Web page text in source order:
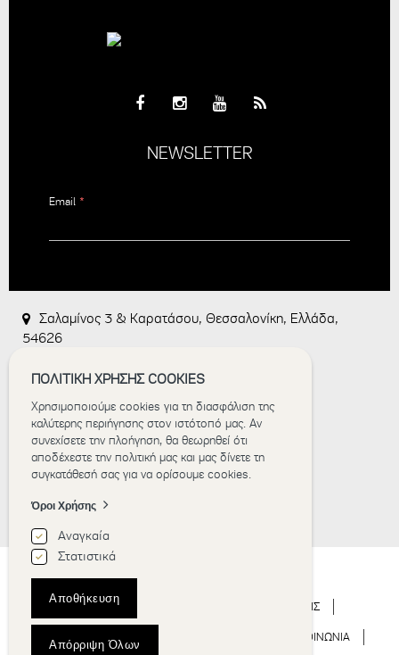
NEWSLETTER
Email *
question is
whether or
not you are
visitor and to
automated
spam
submissions.
8+2
Σαλαμίνος 3 & Καρατάσου, Θεσσαλονίκη, Ελλάδα,
54626
www.mediterranean-palace.gr
ΑΡΧΙΚΗ ΞΕΝΟΔΟΧΕΙΟ ΕΚΔΗΛΩΣΕΙΣ
ΓΑΜΟΣ ΕΜΠΕΙΡΙΑ ΕΠΙΚΟΙΝΩΝΙΑ
ΠΟΛΙΤΙΚΗ ΧΡΗΣΗΣ COOKIES
Χρησιμοποιούμε cookies για τη διασφάλιση της
καλύτερης περιήγησης στον ιστότοπό μας. Αν
συνεχίσετε την πλοήγηση, θα θεωρηθεί ότι
αποδέχεστε την πολιτική μας και μας δίνετε τη
συγκατάθεσή σας για να ορίσουμε cookies.
Όροι Χρήσης
Αναγκαία
Στατιστικά
Αποθήκευση
Απόρριψη Όλων